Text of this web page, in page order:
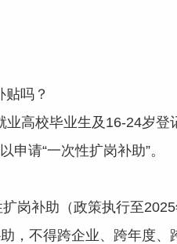
吗？
校毕业生及16-24岁登
请“一次性扩岗补助”。
补助（政策执行至2025
不得跨企业、跨年度、